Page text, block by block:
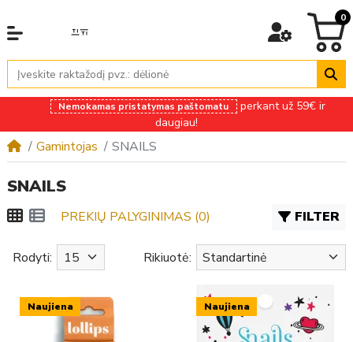
0
Nemokamas pristatymas paštomatu
perkant už 59€ ir
daugiau!
Gamintojas SNAILS
SNAILS
FILTER
PREKIŲ PALYGINIMAS (0)
Rodyti: Rikiuotė:
Naujiena Naujiena